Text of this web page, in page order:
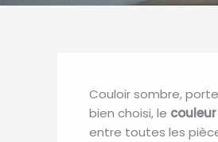
Couloir sombre,
bien choisi, le
entre toutes les